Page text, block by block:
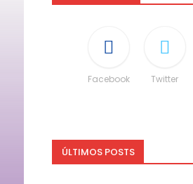
Facebook Twitter
ÚLTIMOS POSTS